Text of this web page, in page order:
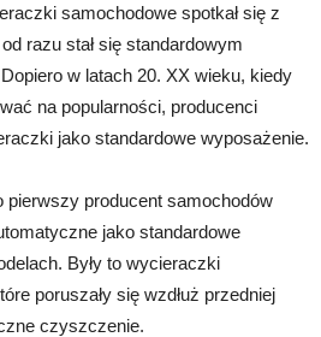
samochodowe spotkał się z
razu stał się standardowym
w latach 20. XX wieku, kiedy
na popularności, producenci
jako standardowe wyposażenie.
pierwszy producent samochodów
jako standardowe
Były to wycieraczki
poruszały się wzdłuż przedniej
czyszczenie.